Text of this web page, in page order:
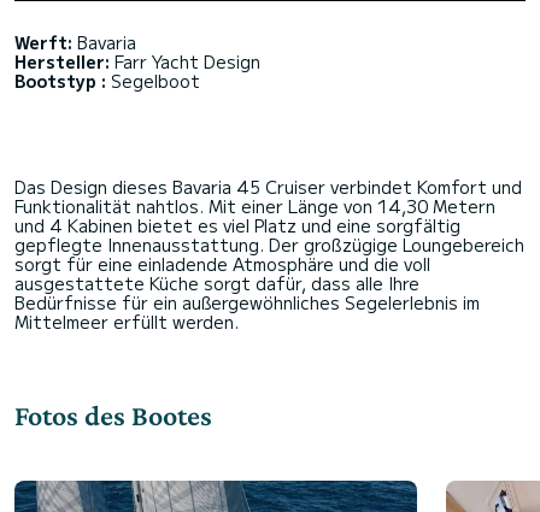
Werft: Bavaria
Hersteller: Farr Yacht Design
Bootstyp : Segelboot
Das Design dieses Bavaria 45 Cruiser verbindet Komfort und
Funktionalität nahtlos. Mit einer Länge von 14,30 Metern
und 4 Kabinen bietet es viel Platz und eine sorgfältig
gepflegte Innenausstattung. Der großzügige Loungebereich
sorgt für eine einladende Atmosphäre und die voll
ausgestattete Küche sorgt dafür, dass alle Ihre
Bedürfnisse für ein außergewöhnliches Segelerlebnis im
Fotos des Bootes